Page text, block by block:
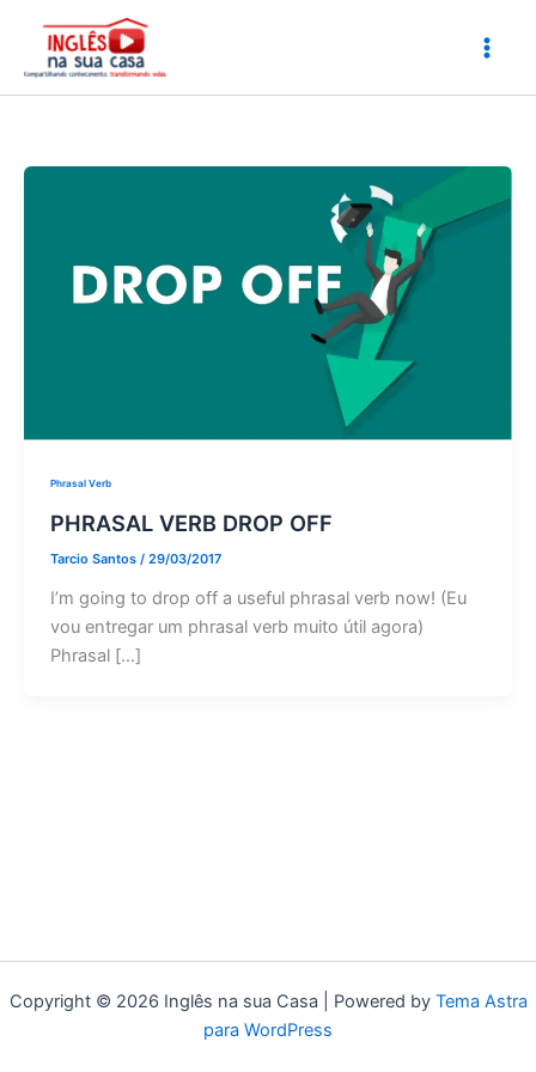
conteúdo
Phrasal Verb
PHRASAL VERB DROP OFF
Tarcio Santos / 29/03/2017
I’m going to drop off a useful phrasal verb now! (Eu
vou entregar um phrasal verb muito útil agora)
Phrasal […]
Copyright © 2026 Inglês na sua Casa | Powered by Tema Astra
para WordPress